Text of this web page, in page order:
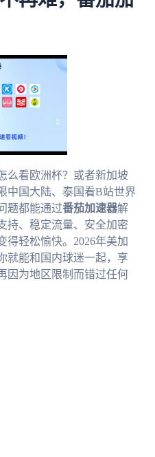
看欧洲杯？或者新加坡
中国大陆、泰国看B站世界
题都能通过番茄加速器解
持、稳定流量、安全加密
得轻松愉快。2026年美加
就能和国内球迷一起，享
因为地区限制而错过任何